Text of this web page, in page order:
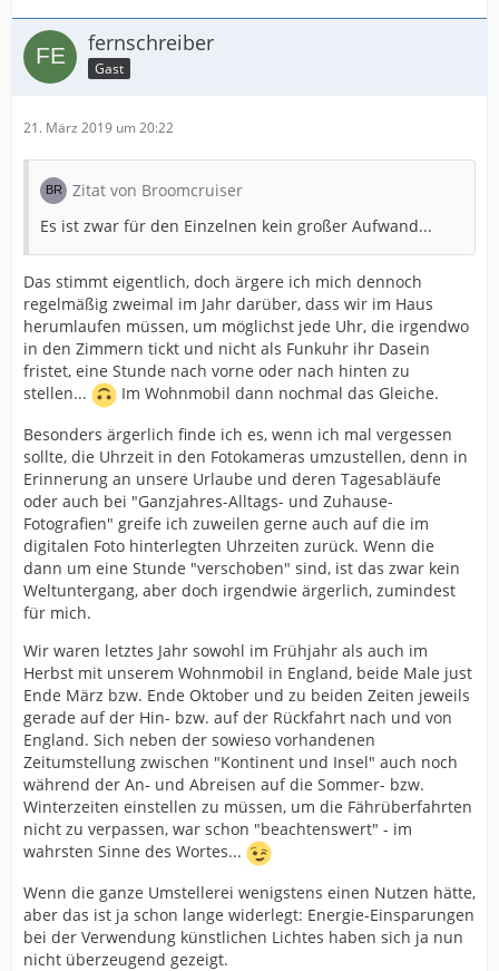
fernschreiber
Gast
21. März 2019 um 20:22
Zitat von Broomcruiser
Es ist zwar für den Einzelnen kein großer Aufwand...
Das stimmt eigentlich, doch ärgere ich mich dennoch
regelmäßig zweimal im Jahr darüber, dass wir im Haus
herumlaufen müssen, um möglichst jede Uhr, die irgendwo
in den Zimmern tickt und nicht als Funkuhr ihr Dasein
fristet, eine Stunde nach vorne oder nach hinten zu
stellen...
Im Wohnmobil dann nochmal das Gleiche.
Besonders ärgerlich finde ich es, wenn ich mal vergessen
sollte, die Uhrzeit in den Fotokameras umzustellen, denn in
Erinnerung an unsere Urlaube und deren Tagesabläufe
oder auch bei "Ganzjahres-Alltags- und Zuhause-
Fotografien" greife ich zuweilen gerne auch auf die im
digitalen Foto hinterlegten Uhrzeiten zurück. Wenn die
dann um eine Stunde "verschoben" sind, ist das zwar kein
Weltuntergang, aber doch irgendwie ärgerlich, zumindest
für mich.
Wir waren letztes Jahr sowohl im Frühjahr als auch im
Herbst mit unserem Wohnmobil in England, beide Male just
Ende März bzw. Ende Oktober und zu beiden Zeiten jeweils
gerade auf der Hin- bzw. auf der Rückfahrt nach und von
England. Sich neben der sowieso vorhandenen
Zeitumstellung zwischen "Kontinent und Insel" auch noch
während der An- und Abreisen auf die Sommer- bzw.
Winterzeiten einstellen zu müssen, um die Fährüberfahrten
nicht zu verpassen, war schon "beachtenswert" - im
wahrsten Sinne des Wortes...
Wenn die ganze Umstellerei wenigstens einen Nutzen hätte,
aber das ist ja schon lange widerlegt: Energie-Einsparungen
bei der Verwendung künstlichen Lichtes haben sich ja nun
nicht überzeugend gezeigt.